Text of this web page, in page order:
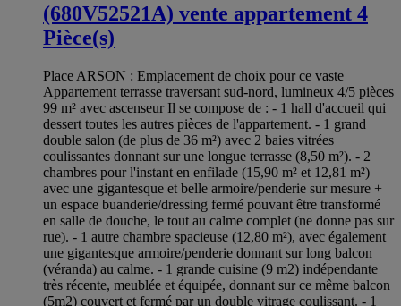
(680V52521A) vente appartement 4
Pièce(s)
Place ARSON : Emplacement de choix pour ce vaste
Appartement terrasse traversant sud-nord, lumineux 4/5 pièces
99 m² avec ascenseur Il se compose de : - 1 hall d'accueil qui
dessert toutes les autres pièces de l'appartement. - 1 grand
double salon (de plus de 36 m²) avec 2 baies vitrées
coulissantes donnant sur une longue terrasse (8,50 m²). - 2
chambres pour l'instant en enfilade (15,90 m² et 12,81 m²)
avec une gigantesque et belle armoire/penderie sur mesure +
un espace buanderie/dressing fermé pouvant être transformé
en salle de douche, le tout au calme complet (ne donne pas sur
rue). - 1 autre chambre spacieuse (12,80 m²), avec également
une gigantesque armoire/penderie donnant sur long balcon
(véranda) au calme. - 1 grande cuisine (9 m2) indépendante
très récente, meublée et équipée, donnant sur ce même balcon
(5m2) couvert et fermé par un double vitrage coulissant. - 1